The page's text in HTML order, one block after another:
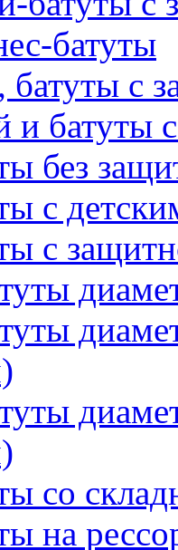
батуты
батуты с
батуты
без
с
с
со
на